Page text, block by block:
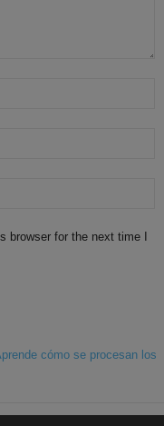
browser for the next time I
cómo se procesan los